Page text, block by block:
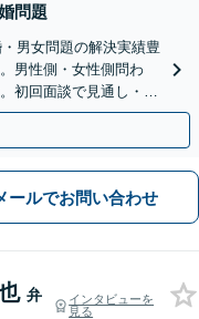
問題
男女問題の解決実績豊
男性側・女性側問わ
初回面談で見通し・費
ールでお問い合わせ
弁
インタビューを
見る